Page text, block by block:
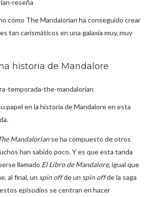
cómo The Mandalorian ha conseguido crear
tan carismáticos en una galaxia muy, muy
historia de Mandalore
papel en la historia de Mandalore en esta
Mandalorianse ha compuesto de otros
han sabido poco. Y es que esta tanda
llamado El Libro de Mandalore, igual que
al final, un spin offde un spin offde la saga
episodios se centran en hacer